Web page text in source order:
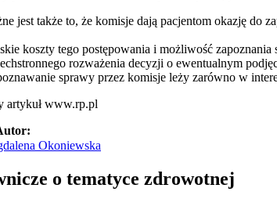
jest także to, że komisje dają pacjentom okazję do
koszty tego postępowania i możliwość
rozważenia decyzji o ewentualnym
sprawy przez komisje leży zarówno w
artykuł www.rp.pl
Okoniewska
o tematyce zdrowotnej